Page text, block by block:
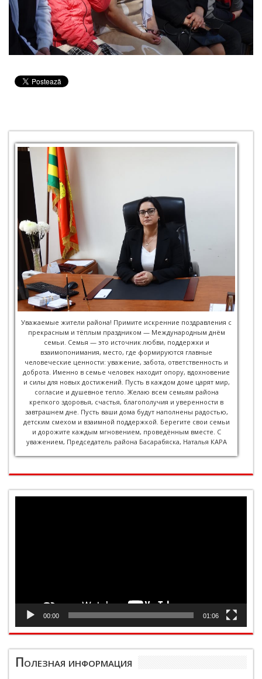
Уважаемые жители района! Примите искренние поздравления с
прекрасным и тёплым праздником — Международным днём
семьи. Семья — это источник любви, поддержки и
взаимопонимания, место, где формируются главные
человеческие ценности: уважение, забота, ответственность и
доброта. Именно в семье человек находит опору, вдохновение
и силы для новых достижений. Пусть в каждом доме царят мир,
согласие и душевное тепло. Желаю всем семьям района
крепкого здоровья, счастья, благополучия и уверенности в
завтрашнем дне. Пусть ваши дома будут наполнены радостью,
детским смехом и взаимной поддержкой. Берегите свои семьи
и дорожите каждым мгновением, проведённым вместе. С
уважением, Председатель района Басарабяска, Наталья КАРА
00:00 01:06
Полезная информация